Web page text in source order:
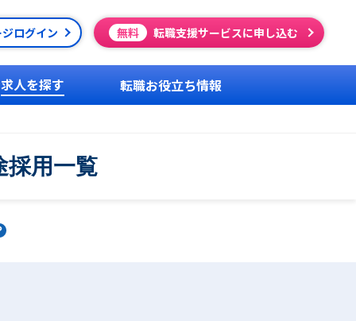
ログイン 無料 転職支援サービスに申し込む
求人を探す 転職お役立ち情報
採用一覧